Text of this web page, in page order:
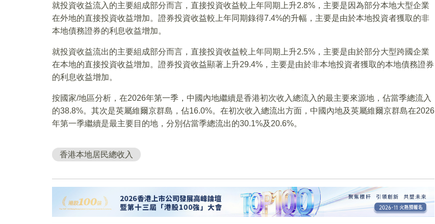
就投資收益流入的主要組成部分而言，直接投資收益較上年同期上升2.8%，主要是因為部分本地大型企業
在外地的直接投資收益增加。證券投資收益較上年同期錄得7.4%的升幅，主要是由於本地投資者獲取的非
本地債務證券的利息收益增加。
就投資收益流出的主要組成部分而言，直接投資收益較上年同期上升2.5%，主要是由於部分大型跨國企業
在本地的直接投資收益增加。證券投資收益顯著上升29.4%，主要是由於非本地投資者獲取的本地債務證券
的利息收益增加。
按國家/地區分析，在2026年第一季，中國內地繼續是香港初次收入總流入的最主要來源地，佔當季總流入
的38.8%。其次是英屬維爾京群島，佔16.0%。在初次收入總流出方面，中國內地及英屬維爾京群島在2026
年第一季繼續是最主要目的地，分別佔當季總流出的30.1%及20.6%。
香港本地居民總收入